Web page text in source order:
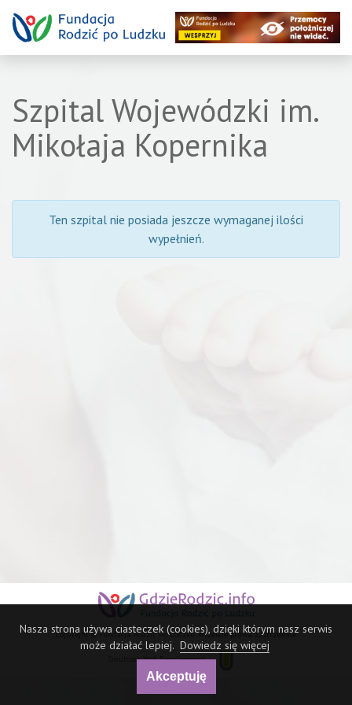
Szpital Wojewódzki im.
Mikołaja Kopernika
Ten szpital nie posiada jeszcze wymaganej ilości
wypełnień.
Copyright © Fundacja Rodzić Po Ludzku. Wszelkie prawa zastrzeżone
Smultron Web Development
Nasza strona używa ciasteczek (cookies), dzięki którym nasz serwis
może działać lepiej. Dowiedz się więcej
Akceptuję